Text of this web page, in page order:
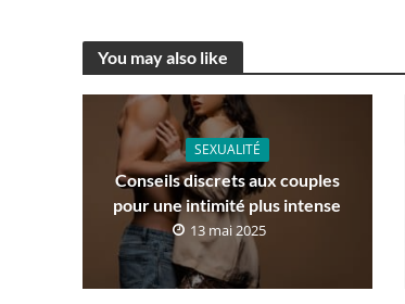
You may also like
SEXUALITÉ
Conseils discrets aux couples
pour une intimité plus intense
13 mai 2025